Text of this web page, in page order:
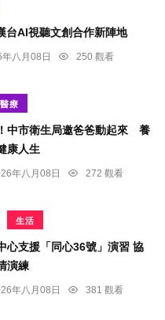
台AI視聽文創合作新陣地
八月08日
250 觀看
療
中市衛生局邀爸爸動起來 養
康人生
年八月08日
272 觀看
生活
心支援「同心36號」演習 協
演練
年八月08日
381 觀看